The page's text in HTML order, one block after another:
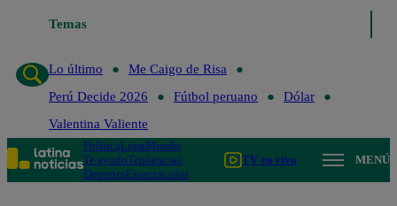
Temas
Lo último
Me Caigo de Risa
Perú Decide 2026
Fútbol peruano
Dólar
Valentina Valiente
PolíticaLimaMundo
Te ayudoTendencias
DeportesEspectáculos
TV en vivo MENÚ